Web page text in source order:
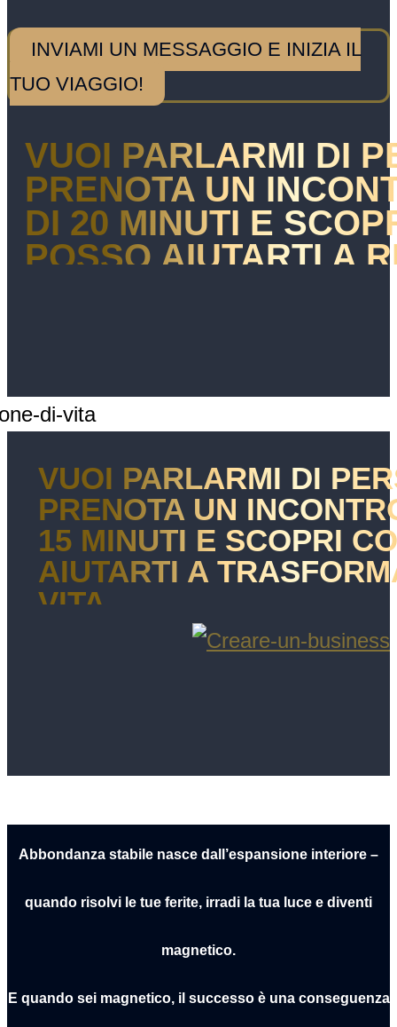
INVIAMI UN MESSAGGIO E INIZIA IL
TUO VIAGGIO!
VUOI PARLARMI DI
PRENOTA UN
DI 20 MINUTI E
POSSO AIUTARTI A
VUOI PARLARMI DI
PRENOTA UN
15 MINUTI E SCOPRI
AIUTARTI A
VITA.
Abbondanza stabile nasce dall’espansione interiore –
quando risolvi le tue ferite, irradi la tua luce e diventi
magnetico.
E quando sei magnetico, il successo è una conseguenza